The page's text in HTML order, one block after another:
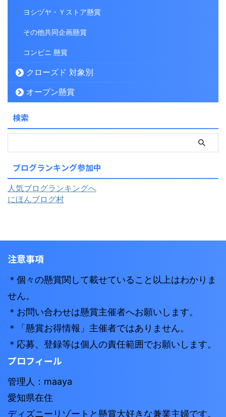
ヨシヅヤ・Ｙストア懸賞
その他共同企画懸賞
コンビニ 懸賞
クローズド 対象別
オープン懸賞
検索
ブログランキング参加中
人気ブログランキングへ
にほんブログ村
注意事項
＊個々の懸賞関して載せていること以上はわかりま
せん。
＊お問い合わせは懸賞主催者へお願いします。
＊「懸賞お得情報」主催者ではありません。
＊応募、登録等は個人の責任範囲でお願いします。
プロフィール
管理人：maaya
愛知県在住
ディズニーリゾートと懸賞大好きな兼業主婦です。